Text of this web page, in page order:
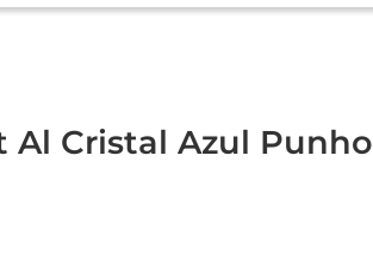
Al Cristal Azul Punho